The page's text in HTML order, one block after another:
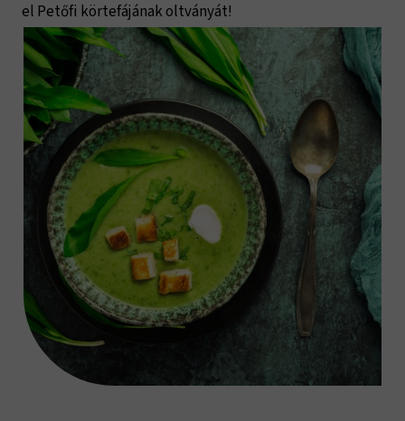
el Petőfi körtefájának oltványát!